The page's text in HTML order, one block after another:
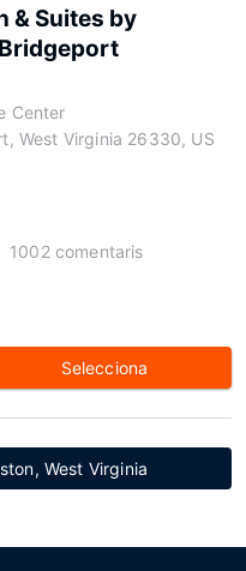
& Suites by
Center
West Virginia 26330, US
1002 comentaris
Selecciona
West Virginia